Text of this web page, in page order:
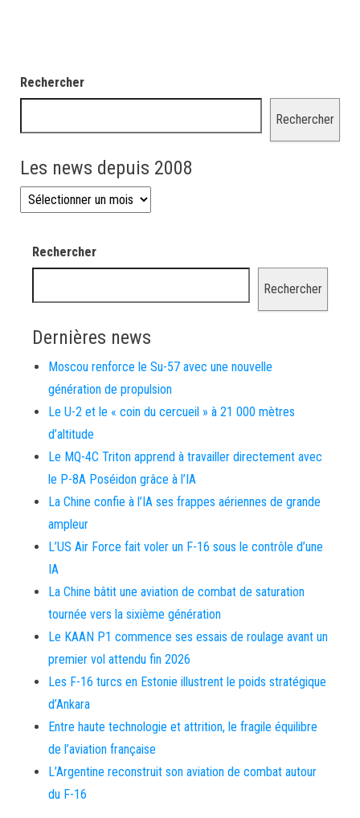
Rechercher
Rechercher
Les news depuis 2008
Les news depuis 2008
Rechercher
Rechercher
Dernières news
Moscou renforce le Su-57 avec une nouvelle
génération de propulsion
Le U-2 et le « coin du cercueil » à 21 000 mètres
d’altitude
Le MQ-4C Triton apprend à travailler directement avec
le P-8A Poséidon grâce à l’IA
La Chine confie à l’IA ses frappes aériennes de grande
ampleur
L’US Air Force fait voler un F-16 sous le contrôle d’une
IA
La Chine bâtit une aviation de combat de saturation
tournée vers la sixième génération
Le KAAN P1 commence ses essais de roulage avant un
premier vol attendu fin 2026
Les F-16 turcs en Estonie illustrent le poids stratégique
d’Ankara
Entre haute technologie et attrition, le fragile équilibre
de l’aviation française
L’Argentine reconstruit son aviation de combat autour
du F-16